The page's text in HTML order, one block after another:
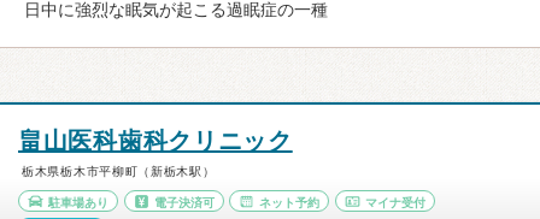
日中に強烈な眠気が起こる過眠症の一種
畠山医科歯科クリニック
栃木県栃木市平柳町（新栃木駅）
駐車場あり 電子決済可 ネット予約 マイナ受付